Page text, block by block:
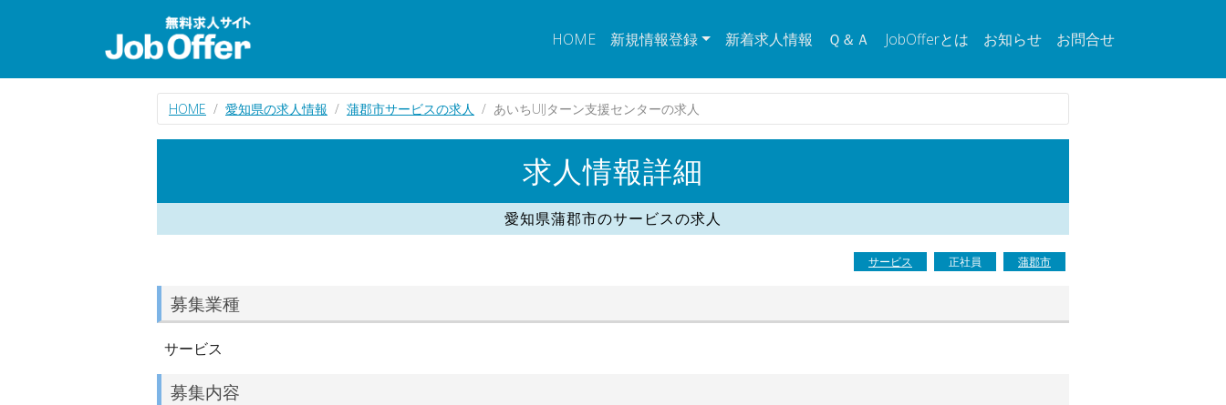
HOME 新規情報登録 新着求人情報 Ｑ＆Ａ JobOfferとは お知らせ お問合せ
HOME 愛知県の求人情報 蒲郡市サービスの求人 あいちUIJターン支援センターの求人
求人情報詳細
愛知県蒲郡市のサービスの求人
サービス 正社員 蒲郡市
募集業種
サービス
募集内容